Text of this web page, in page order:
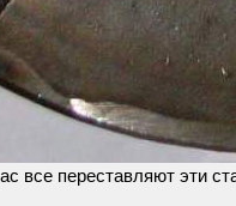
все переставляют эти